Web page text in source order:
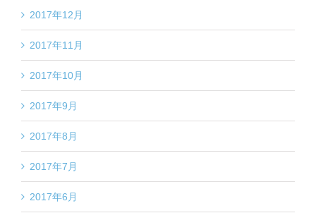
2017年12月
2017年11月
2017年10月
2017年9月
2017年8月
2017年7月
2017年6月